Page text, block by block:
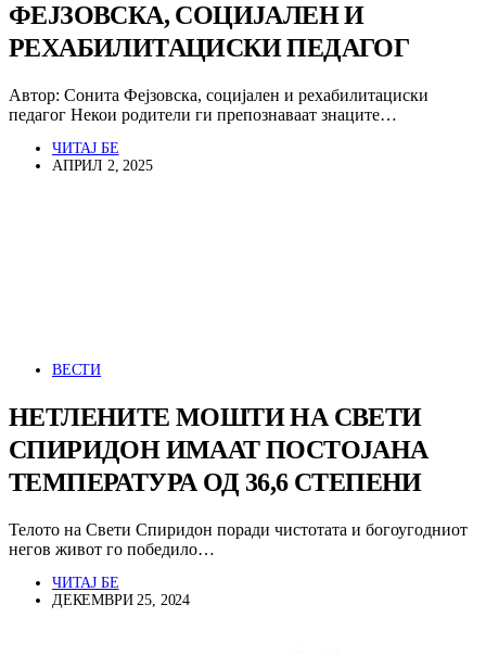
ФЕЈЗОВСКА, СОЦИЈАЛЕН И
РЕХАБИЛИТАЦИСКИ ПЕДАГОГ
Автор: Сонита Фејзовска, социјален и рехабилитациски
педагог Некои родители ги препознаваат знаците…
ЧИТАЈ БЕ
АПРИЛ 2, 2025
ВЕСТИ
НЕТЛЕНИТЕ МОШТИ НА СВЕТИ
СПИРИДОН ИМААТ ПОСТОЈАНА
ТЕМПЕРАТУРА ОД 36,6 СТЕПЕНИ
Телото на Свети Спиридон поради чистотата и богоугодниот
негов живот го победило…
ЧИТАЈ БЕ
ДЕКЕМВРИ 25, 2024